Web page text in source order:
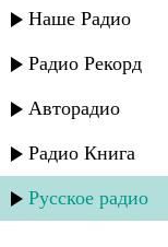
Наше Радио
Радио Рекорд
Авторадио
Радио Книга
Русское радио
Хадижат
Айшат
Заирбек
Марат